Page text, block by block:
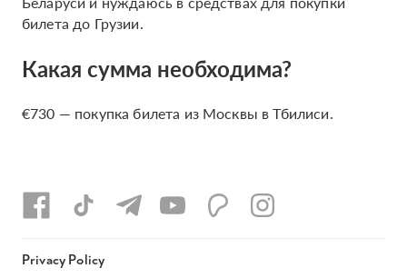
билета до Грузии.
Какая сумма необходима?
€730 — покупка билета из Москвы в Тбилиси.
Privacy Policy